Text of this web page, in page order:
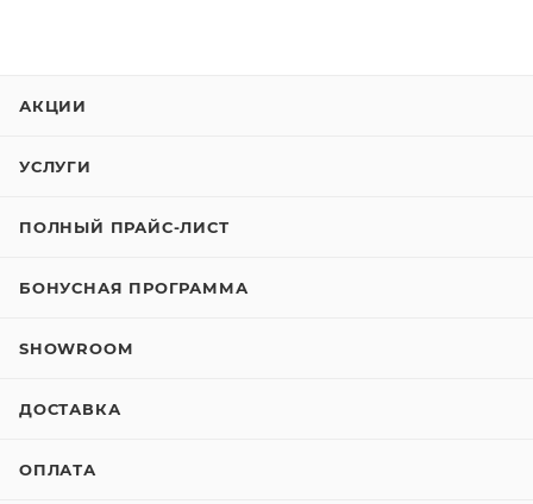
АКЦИИ
УСЛУГИ
ПОЛНЫЙ ПРАЙС-ЛИСТ
БОНУСНАЯ ПРОГРАММА
SHOWROOM
ДОСТАВКА
ОПЛАТА